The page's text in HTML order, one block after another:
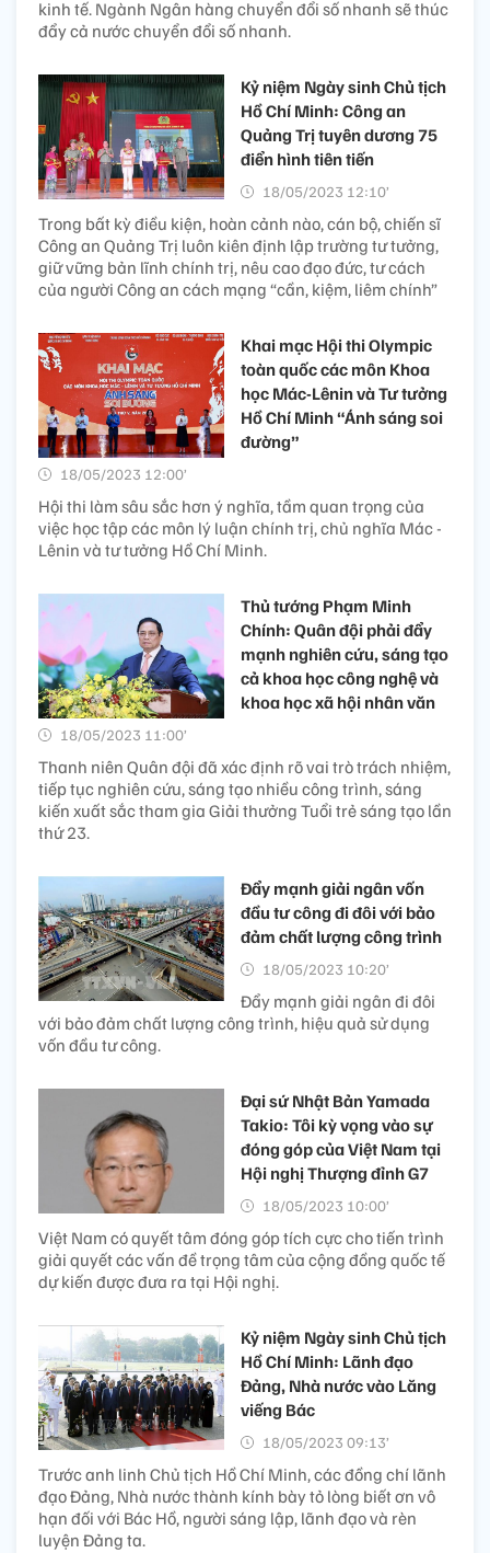
kinh tế. Ngành Ngân hàng chuyển đổi số nhanh sẽ thúc
đẩy cả nước chuyển đổi số nhanh.
Kỷ niệm Ngày sinh Chủ tịch
Hồ Chí Minh: Công an
Quảng Trị tuyên dương 75
điển hình tiên tiến
18/05/2023 12:10’
Trong bất kỳ điều kiện, hoàn cảnh nào, cán bộ, chiến sĩ
Công an Quảng Trị luôn kiên định lập trường tư tưởng,
giữ vững bản lĩnh chính trị, nêu cao đạo đức, tư cách
của người Công an cách mạng “cần, kiệm, liêm chính”
Khai mạc Hội thi Olympic
toàn quốc các môn Khoa
học Mác-Lênin và Tư tưởng
Hồ Chí Minh “Ánh sáng soi
đường”
18/05/2023 12:00’
Hội thi làm sâu sắc hơn ý nghĩa, tầm quan trọng của
việc học tập các môn lý luận chính trị, chủ nghĩa Mác -
Lênin và tư tưởng Hồ Chí Minh.
Thủ tướng Phạm Minh
Chính: Quân đội phải đẩy
mạnh nghiên cứu, sáng tạo
cả khoa học công nghệ và
khoa học xã hội nhân văn
18/05/2023 11:00’
Thanh niên Quân đội đã xác định rõ vai trò trách nhiệm,
tiếp tục nghiên cứu, sáng tạo nhiều công trình, sáng
kiến xuất sắc tham gia Giải thưởng Tuổi trẻ sáng tạo lần
thứ 23.
Đẩy mạnh giải ngân vốn
đầu tư công đi đôi với bảo
đảm chất lượng công trình
18/05/2023 10:20’
Đẩy mạnh giải ngân đi đôi
với bảo đảm chất lượng công trình, hiệu quả sử dụng
vốn đầu tư công.
Đại sứ Nhật Bản Yamada
Takio: Tôi kỳ vọng vào sự
đóng góp của Việt Nam tại
Hội nghị Thượng đỉnh G7
18/05/2023 10:00’
Việt Nam có quyết tâm đóng góp tích cực cho tiến trình
giải quyết các vấn đề trọng tâm của cộng đồng quốc tế
dự kiến được đưa ra tại Hội nghị.
Kỷ niệm Ngày sinh Chủ tịch
Hồ Chí Minh: Lãnh đạo
Đảng, Nhà nước vào Lăng
viếng Bác
18/05/2023 09:13’
Trước anh linh Chủ tịch Hồ Chí Minh, các đồng chí lãnh
đạo Đảng, Nhà nước thành kính bày tỏ lòng biết ơn vô
hạn đối với Bác Hồ, người sáng lập, lãnh đạo và rèn
luyện Đảng ta.